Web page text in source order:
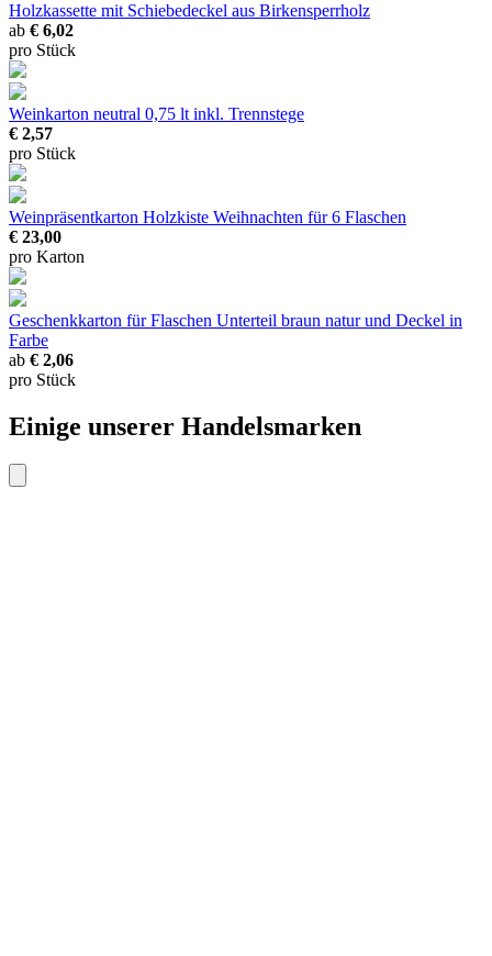
Holzkassette mit Schiebedeckel aus Birkensperrholz
ab € 6,02
pro Stück
Weinkarton neutral 0,75 lt inkl. Trennstege
€ 2,57
pro Stück
Weinpräsentkarton Holzkiste Weihnachten für 6 Flaschen
€ 23,00
pro Karton
Geschenkkarton für Flaschen Unterteil braun natur und Deckel in
Farbe
ab € 2,06
pro Stück
Einige unserer Handelsmarken